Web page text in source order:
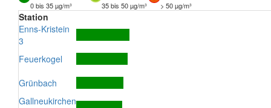
0 bis 35 µg/m³
35 bis 50 µg/m³ > 50 µg/m³
Station
Enns-Kristein
3
Feuerkogel
Grünbach
Gallneukirchen